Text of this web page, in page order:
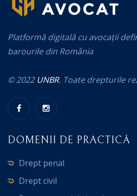
Platformă digitală cu avocații
barourile din România
© 2022 UNBR. Toate drepturile
DOMENII DE PRACTICĂ
Drept penal
Drept civil